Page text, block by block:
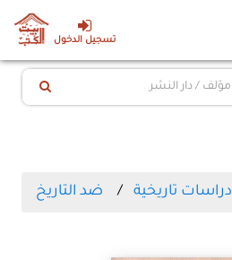
تسجيل الدخول
دراسات تاريخية ضد التاريخ